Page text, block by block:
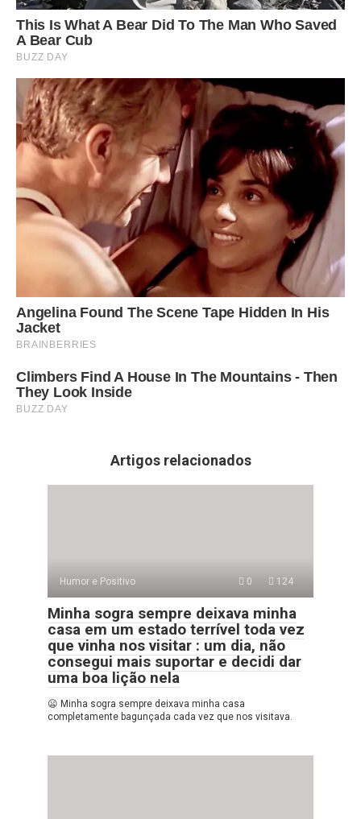
Artigos relacionados
Humor e Positivo 0 124
Minha sogra sempre deixava minha
casa em um estado terrível toda vez
que vinha nos visitar : um dia, não
consegui mais suportar e decidi dar
uma boa lição nela
😦 Minha sogra sempre deixava minha casa
completamente bagunçada cada vez que nos visitava.